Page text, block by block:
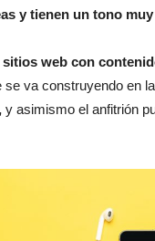
y tienen un tono
sitios web con
va construyendo en
y asimismo el anfitrión